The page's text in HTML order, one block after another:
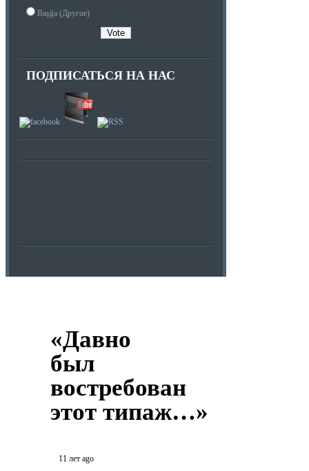
Başğa (Другое)
ПОДПИСАТЬСЯ НА НАС
«Давно
был
востребован
этот типаж…»
11 лет ago